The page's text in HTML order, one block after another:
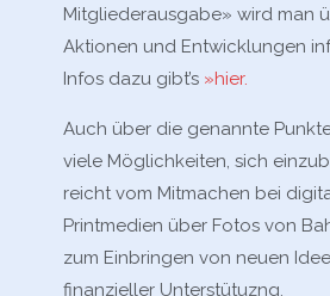
Mitgliederausgabe» wird man
Aktionen und Entwicklungen
Infos dazu gibt’s »hier.
Auch über die genannte
viele Möglichkeiten, sich
reicht vom Mitmachen bei
Printmedien über Fotos von
zum Einbringen von neuen
finanzieller Unterstütuzng.